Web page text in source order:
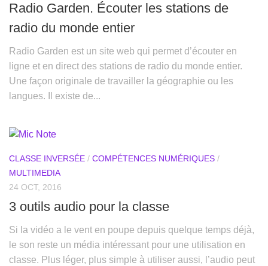
Radio Garden. Écouter les stations de
radio du monde entier
Radio Garden est un site web qui permet d’écouter en
ligne et en direct des stations de radio du monde entier.
Une façon originale de travailler la géographie ou les
langues. Il existe de...
CLASSE INVERSÉE / COMPÉTENCES NUMÉRIQUES /
MULTIMEDIA
24 OCT, 2016
3 outils audio pour la classe
Si la vidéo a le vent en poupe depuis quelque temps déjà,
le son reste un média intéressant pour une utilisation en
classe. Plus léger, plus simple à utiliser aussi, l’audio peut